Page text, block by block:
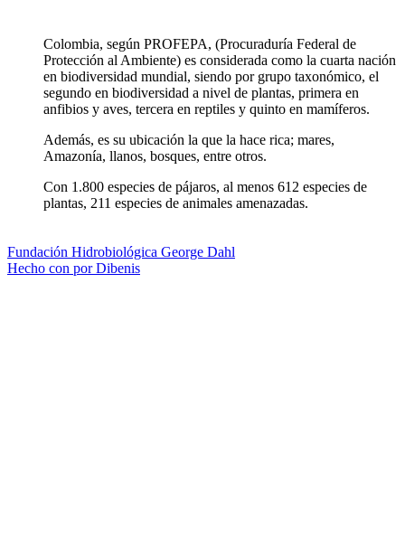
Colombia, según PROFEPA, (Procuraduría Federal de
Protección al Ambiente) es considerada como la cuarta nación
en biodiversidad mundial, siendo por grupo taxonómico, el
segundo en biodiversidad a nivel de plantas, primera en
anfibios y aves, tercera en reptiles y quinto en mamíferos.
Además, es su ubicación la que la hace rica; mares,
Amazonía, llanos, bosques, entre otros.
Con 1.800 especies de pájaros, al menos 612 especies de
plantas, 211 especies de animales amenazadas.
Fundación Hidrobiológica George Dahl
Hecho con por Dibenis